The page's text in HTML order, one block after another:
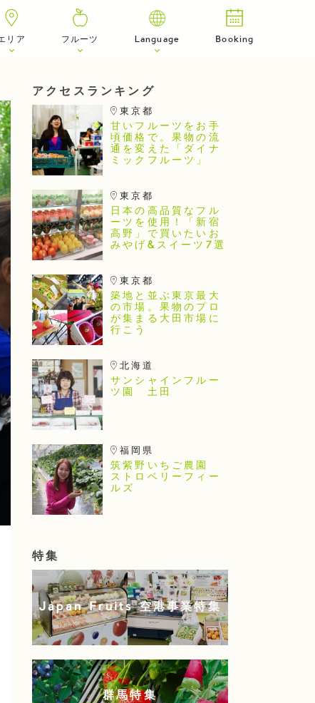
リア フルーツ Language Booking
アクセスランキング
東京都
甘いフルーツをお手
頃価格で。果物の流
通を変えた「ダイナ
ミックフルーツ」
東京都
日本の高品質なフル
ーツを使用！「新宿
高野」で買いたいお
みやげ&スイーツ7選
東京都
築地と並ぶ東京最大
の市場。果物のプロ
が集まる大田市場に
行こう
北海道
サンシャインフルー
ツ園 土田
福岡県
筑紫野いちご農園
ストロベリーフィー
ルズ
特集
Japan Fruits 空港事業特集
群馬特集